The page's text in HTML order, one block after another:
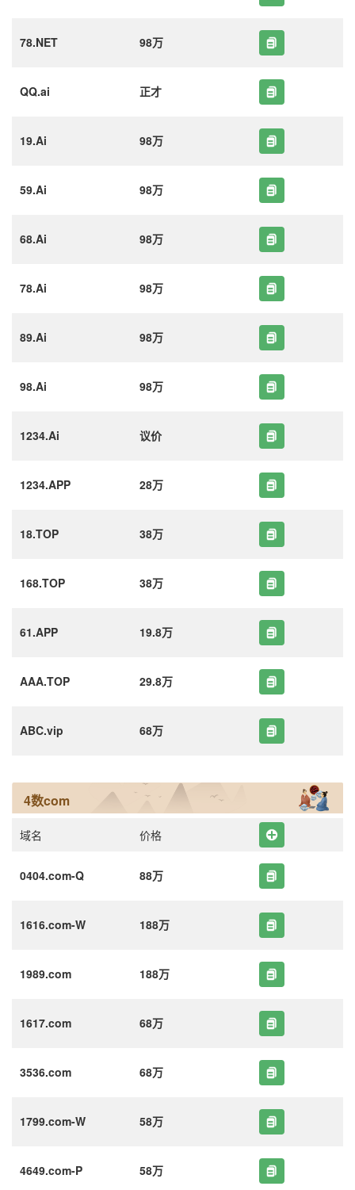
78.NET 98万
QQ.ai 正才
19.Ai 98万
59.Ai 98万
68.Ai 98万
78.Ai 98万
89.Ai 98万
98.Ai 98万
1234.Ai 议价
1234.APP 28万
18.TOP 38万
168.TOP 38万
61.APP 19.8万
AAA.TOP 29.8万
ABC.vip 68万
4数com
域名 价格
0404.com-Q 88万
1616.com-W 188万
1989.com 188万
1617.com 68万
3536.com 68万
1799.com-W 58万
4649.com-P 58万